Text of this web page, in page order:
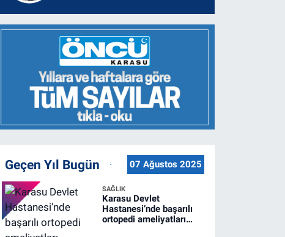
Geçen Yıl Bugün 07 Ağustos 2025
SAĞLIK
Karasu Devlet
Hastanesi’nde başarılı
ortopedi ameliyatları